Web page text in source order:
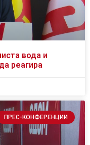
вода и
реагира
ПРЕС-КОНФЕРЕНЦИИ